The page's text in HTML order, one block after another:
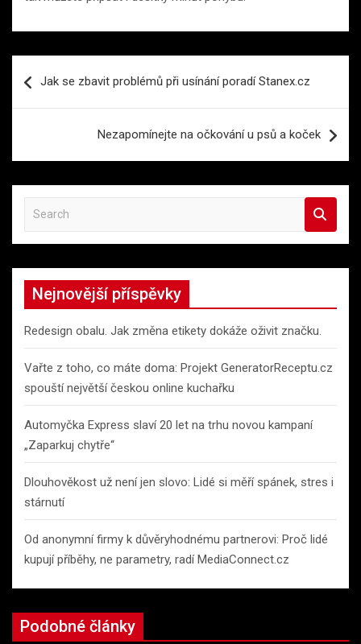
proJak se zbavit problémů při usínání poradí Stanex.cz
Nezapomínejte na očkování u psů a koček
a
r
h
Nejnovější příspěvky
Redesign obalu. Jak změna etikety dokáže oživit značku.
Vařte z toho, co máte doma: Projekt GeneratorReceptu.cz
spouští největší českou online kuchařku
Automyčka Express slaví 20 let na trhu novou kampaní
„Zaparkuj chytře“
Dlouhověkost už není jen slovo: Lidé si měří spánek, stres i
stárnutí
Od anonymní firmy k důvěryhodnému partnerovi: Proč lidé
kupují příběhy, ne parametry, radí MediaConnect.cz
Podobné články